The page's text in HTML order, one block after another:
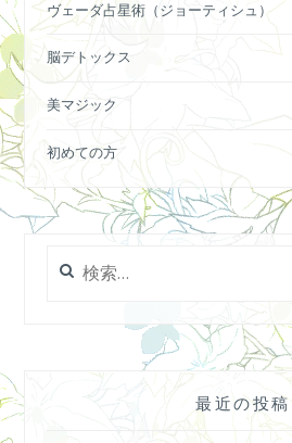
ヴェーダ占星術（ジョーティシュ）
脳デトックス
美マジック
初めての方
索:
最近の投稿